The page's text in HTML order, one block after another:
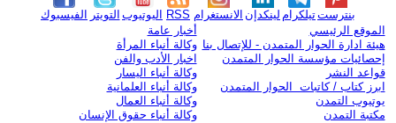
الفيسبوك التويتر اليوتيوب RSS الانستغرام لينكدإن تيلكرامبنترست
الموقع الرئيسي
هيئة ادارة الحوار المتمدن - للإتصال بنا
إحصائيات مؤسسة الحوار المتمدن
قواعد النشر
ابرز كتاب / كاتبات الحوار المتمدن
يوتيوب التمدن
مكتبة التمدن
أخبار عامة
وكالة أنباء المرأة
اخبار الأدب والفن
وكالة أنباء اليسار
وكالة أنباء العلمانية
وكالة أنباء العمال
وكالة أنباء حقوق الإنسان